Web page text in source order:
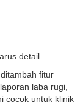
detail
fitur
laba rugi,
cocok untuk klinik